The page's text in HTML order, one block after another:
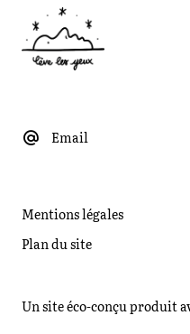
Email
Mentions légales
Plan du site
Un site éco-conçu produit